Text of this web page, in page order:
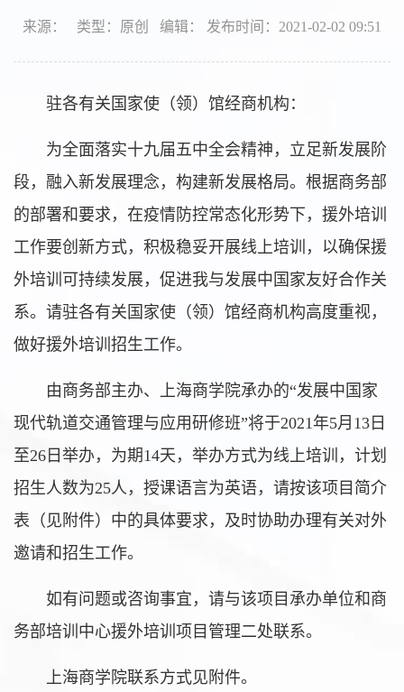
来源： 类型：原创 编辑： 发布时间：2021-02-02 09:51
驻各有关国家使（领）馆经商机构：
为全面落实十九届五中全会精神，立足新发展阶
段，融入新发展理念，构建新发展格局。根据商务部
的部署和要求，在疫情防控常态化形势下，援外培训
工作要创新方式，积极稳妥开展线上培训，以确保援
外培训可持续发展，促进我与发展中国家友好合作关
系。请驻各有关国家使（领）馆经商机构高度重视，
做好援外培训招生工作。
由商务部主办、上海商学院承办的“发展中国家
现代轨道交通管理与应用研修班”将于2021年5月13日
至26日举办，为期14天，举办方式为线上培训，计划
招生人数为25人，授课语言为英语，请按该项目简介
表（见附件）中的具体要求，及时协助办理有关对外
邀请和招生工作。
如有问题或咨询事宜，请与该项目承办单位和商
务部培训中心援外培训项目管理二处联系。
上海商学院联系方式见附件。